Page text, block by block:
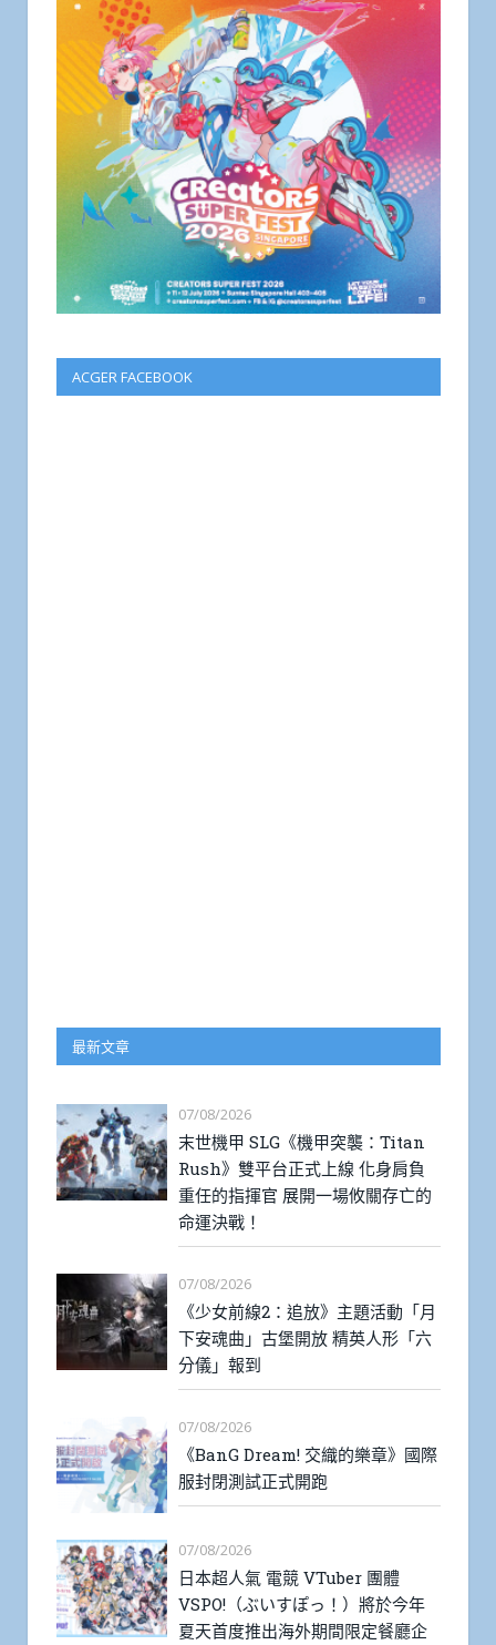
ACGER FACEBOOK
最新文章
07/08/2026
末世機甲 SLG《機甲突襲：Titan
Rush》雙平台正式上線 化身肩負
重任的指揮官 展開一場攸關存亡的
命運決戰！
07/08/2026
《少女前線2：追放》主題活動「月
下安魂曲」古堡開放 精英人形「六
分儀」報到
07/08/2026
《BanG Dream! 交織的樂章》國際
服封閉測試正式開跑
07/08/2026
日本超人氣 電競 VTuber 團體
VSPO!（ぶいすぽっ！）將於今年
夏天首度推出海外期間限定餐廳企